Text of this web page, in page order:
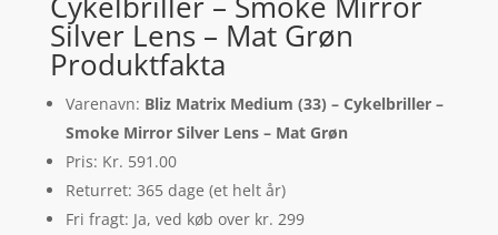
Silver Lens – Mat Grøn
Produktfakta
Varenavn: Bliz Matrix Medium (33) – Cykelbriller –
Smoke Mirror Silver Lens – Mat Grøn
Pris: Kr. 591.00
Returret: 365 dage (et helt år)
Fri fragt: Ja, ved køb over kr. 299